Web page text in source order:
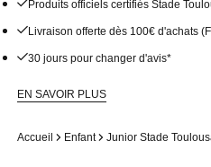
Produits officiels certifiés Stade
Livraison offerte dès 100€ d'achats
30 jours pour changer d'avis*
EN SAVOIR PLUS
Accueil Enfant Junior Stade